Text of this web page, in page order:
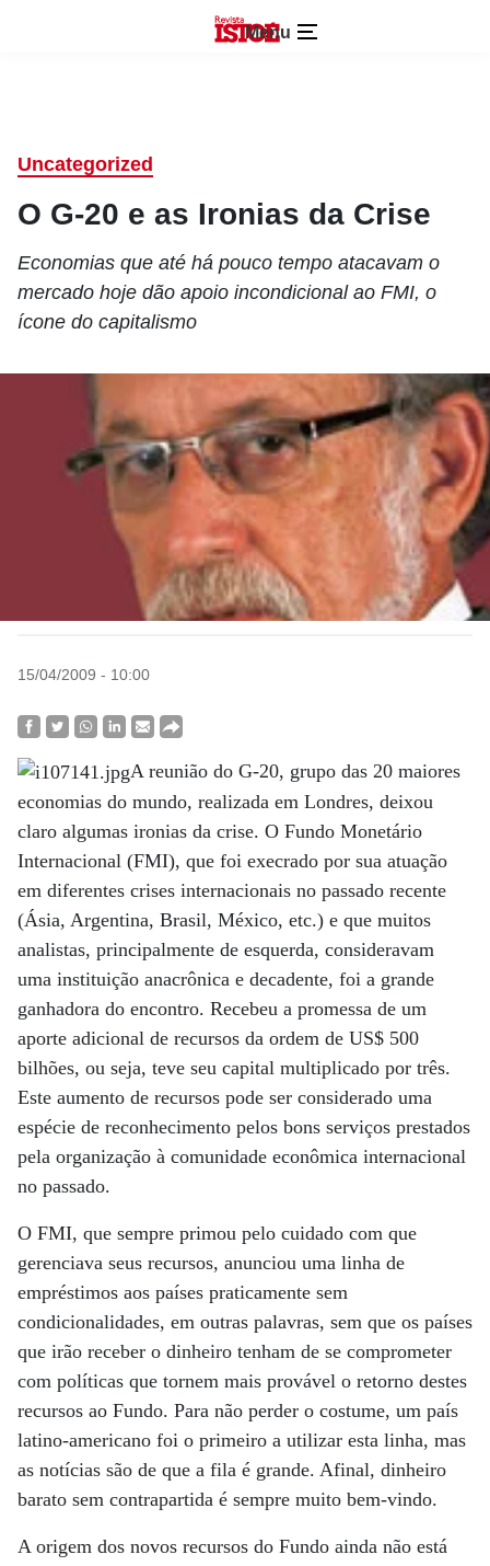
Menu
Uncategorized
O G-20 e as Ironias da Crise
Economias que até há pouco tempo atacavam o
mercado hoje dão apoio incondicional ao FMI, o
ícone do capitalismo
15/04/2009 - 10:00
A reunião do G-20, grupo das 20 maiores
economias do mundo, realizada em Londres, deixou
claro algumas ironias da crise. O Fundo Monetário
Internacional (FMI), que foi execrado por sua atuação
em diferentes crises internacionais no passado recente
(Ásia, Argentina, Brasil, México, etc.) e que muitos
analistas, principalmente de esquerda, consideravam
uma instituição anacrônica e decadente, foi a grande
ganhadora do encontro. Recebeu a promessa de um
aporte adicional de recursos da ordem de US$ 500
bilhões, ou seja, teve seu capital multiplicado por três.
Este aumento de recursos pode ser considerado uma
espécie de reconhecimento pelos bons serviços prestados
pela organização à comunidade econômica internacional
no passado.
O FMI, que sempre primou pelo cuidado com que
gerenciava seus recursos, anunciou uma linha de
empréstimos aos países praticamente sem
condicionalidades, em outras palavras, sem que os países
que irão receber o dinheiro tenham de se comprometer
com políticas que tornem mais provável o retorno destes
recursos ao Fundo. Para não perder o costume, um país
latino-americano foi o primeiro a utilizar esta linha, mas
as notícias são de que a fila é grande. Afinal, dinheiro
barato sem contrapartida é sempre muito bem-vindo.
A origem dos novos recursos do Fundo ainda não está